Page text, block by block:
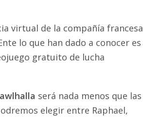
virtual de la compañía francesa
lo que han dado a conocer es
gratuito de lucha
será nada menos que las
elegir entre Raphael,